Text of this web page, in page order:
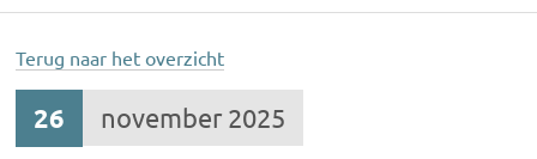
Terug naar het overzicht
26 november 2025